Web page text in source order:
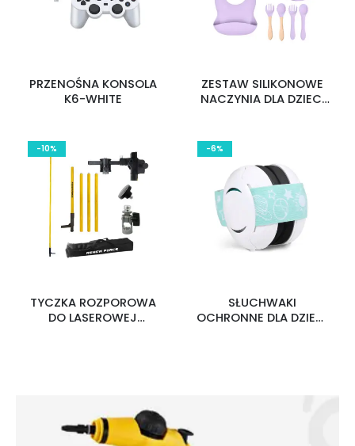
PRZENOŚNA KONSOLA
K6-WHITE
ZESTAW SILIKONOWE
NACZYNIA DLA DZIECI
-10%
TYCZKA ROZPOROWA
DO LASEROWEJ
-6%
SŁUCHWAKI
OCHRONNE DLA DZIECI